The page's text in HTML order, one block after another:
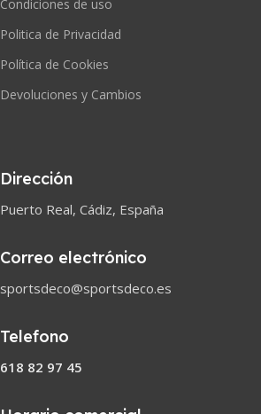
Condiciones de uso
Politica de Privacidad
Política de Cookies
Devoluciones y Cambios
Dirección
Puerto Real, Cádiz, España
Correo electrónico
sportsdeco@sportsdeco.es
Telefono
618 82 97 45